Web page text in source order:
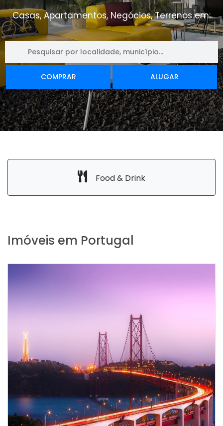
Casas, Apartamentos, Negócios, Terrenos em:
COMPRAR ALUGAR
Food & Drink
Imóveis em Portugal